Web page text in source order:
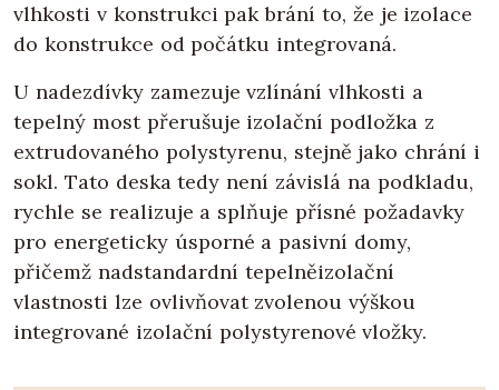
vlhkosti v konstrukci pak brání to, že je izolace
do konstrukce od počátku integrovaná.
U nadezdívky zamezuje vzlínání vlhkosti a
tepelný most přerušuje izolační podložka z
extrudovaného polystyrenu, stejně jako chrání i
sokl. Tato deska tedy není závislá na podkladu,
rychle se realizuje a splňuje přísné požadavky
pro energeticky úsporné a pasivní domy,
přičemž nadstandardní tepelněizolační
vlastnosti lze ovlivňovat zvolenou výškou
integrované izolační polystyrenové vložky.